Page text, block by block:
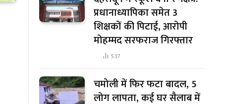
प्रधानाध्यापिका समेत 3
शिक्षकों की पिटाई, आरोपी
मोहम्मद सरफराज गिरफ्तार
537
चमोली में फिर फटा बादल, 5
लोग लापता, कई घर सैलाब में